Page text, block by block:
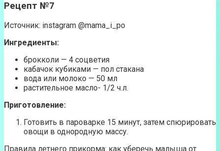
Рецепт №7
Источник: instagram @mama_i_po
Ингредиенты:
брокколи — 4 соцветия
кабачок кубиками — пол стакана
вода или молоко — 50 мл
растительное масло- 1/2 ч.л.
Приготовление:
Готовить в пароварке 15 минут, затем спюрировать
овощи в однородную массу.
Правила летнего прикорма: как уберечь малыша от